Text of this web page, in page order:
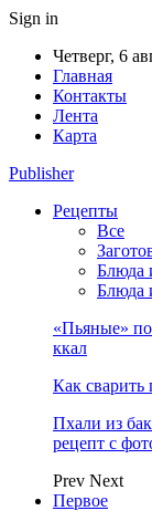
Sign in
Четверг, 6
Главная
Контакты
Лента
Карта
Publisher
Рецепты
Все
Блюда
Блюда
«Пьяные»
ккал
Как сварить
Пхали из
рецепт с
Prev Next
Первое